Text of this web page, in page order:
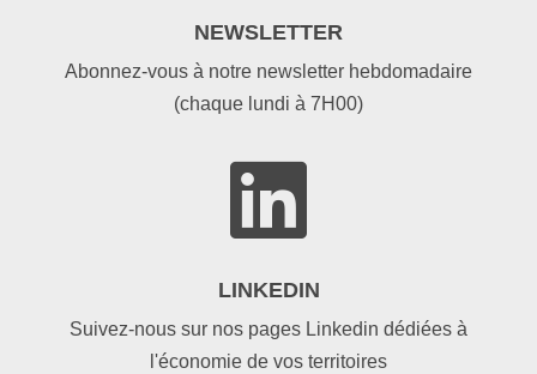
NEWSLETTER
Abonnez-vous à notre newsletter hebdomadaire
(chaque lundi à 7H00)

LINKEDIN
Suivez-nous sur nos pages Linkedin dédiées à
l'économie de vos territoires